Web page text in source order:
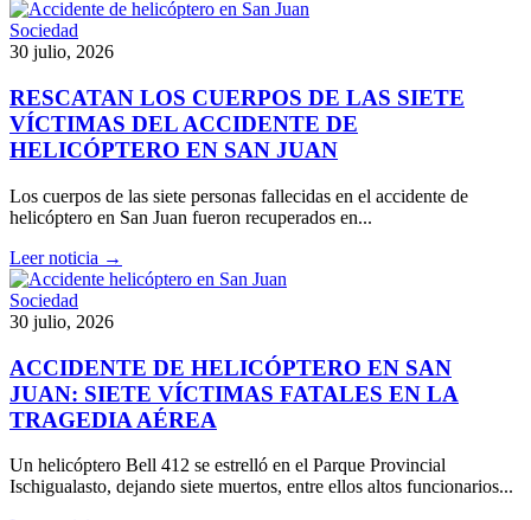
Sociedad
30 julio, 2026
RESCATAN LOS CUERPOS DE LAS SIETE
VÍCTIMAS DEL ACCIDENTE DE
HELICÓPTERO EN SAN JUAN
Los cuerpos de las siete personas fallecidas en el accidente de
helicóptero en San Juan fueron recuperados en...
Leer noticia →
Sociedad
30 julio, 2026
ACCIDENTE DE HELICÓPTERO EN SAN
JUAN: SIETE VÍCTIMAS FATALES EN LA
TRAGEDIA AÉREA
Un helicóptero Bell 412 se estrelló en el Parque Provincial
Ischigualasto, dejando siete muertos, entre ellos altos funcionarios...